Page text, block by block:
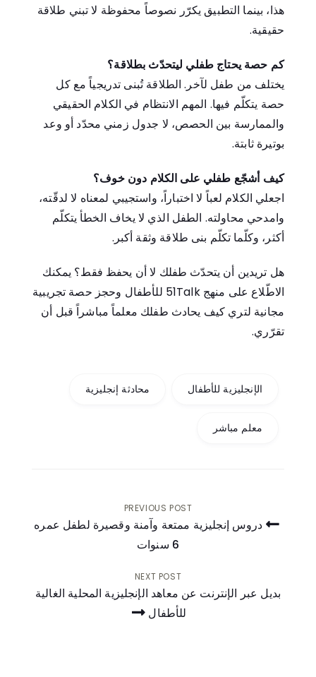
هذا، بينما التطبيق يكرّر نصوصاً محفوظة لا تبني طلاقة
حقيقية.
كم حصة يحتاج طفلي ليتحدّث بطلاقة؟
يختلف من طفل لآخر. الطلاقة تُبنى تدريجياً مع كل
حصة يتكلّم فيها. المهم الانتظام في الكلام الحقيقي
والممارسة بين الحصص، لا جدول زمني محدّد أو وعد
بوتيرة ثابتة.
كيف أشجّع طفلي على الكلام دون خوف؟
اجعلي الكلام لعباً لا اختباراً، واستجيبي لمعناه لا لدقّته،
وامدحي محاولته. الطفل الذي لا يخاف الخطأ يتكلّم
أكثر، وكلّما تكلّم بنى طلاقة وثقة أكبر.
هل تريدين أن يتحدّث طفلك لا أن يحفظ فقط؟ يمكنك
الاطّلاع على منهج 51Talk للأطفال
وحجز حصة تجريبية
مجانية لتري كيف يحادث طفلك معلماً مباشراً قبل أن
تقرّري.
الإنجليزية للأطفال محادثة إنجليزية
معلم مباشر
المقالات
PREVIOUS POST
دروس إنجليزية ممتعة وآمنة وقصيرة لطفل عمره
6 سنوات
NEXT POST
بديل عبر الإنترنت عن معاهد الإنجليزية المحلية الغالية
للأطفال